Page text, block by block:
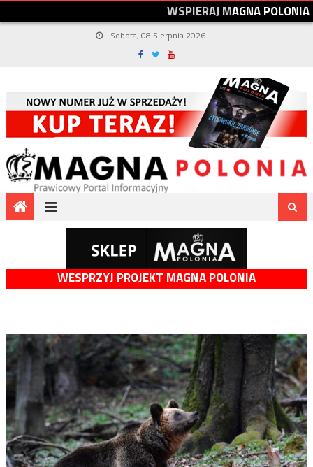
WSPIERAJMAGNAPOLONIA
Sobota, 08 Sierpnia 2026
WESPRZYJ PROJEKT MAGNA POLONIA